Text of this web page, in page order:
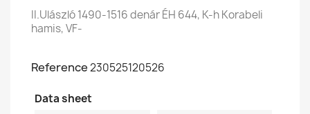
II.Ulászló 1490-1516 denár ÉH 644, K-h Korabeli
hamis, VF-
Reference230525120526
Data sheet